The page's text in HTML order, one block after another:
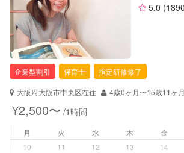
お子様の撮影
（定期特典）
サポートの特徴
資格
助産師
対応可能/特徴
送迎サポート
病児対応 病児、病後児、と
5.0
企業型割引 保育士
指定研修修了
大阪府大阪市中央区在住
4歳0ヶ月〜15歳11ヶ月
¥2,500〜 /1時間
月 火 水 木 金
10
11 12 13 14